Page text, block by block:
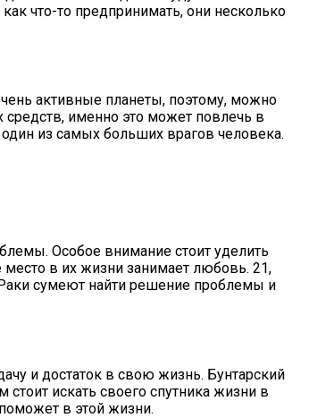
что-то предпринимать, они несколько
активные планеты, поэтому, можно
средств, именно это может повлечь в
из самых больших врагов человека.
Особое внимание стоит уделить
место в их жизни занимает любовь. 21,
сумеют найти решение проблемы и
и достаток в свою жизнь. Бунтарский
искать своего спутника жизни в
в этой жизни.